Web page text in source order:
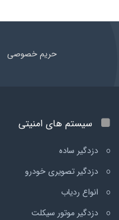
حریم خصوصی
سیستم های امنیتی
دزدگیر ساده
دزدگیر تصویری خودرو
انواع ردیاب
دزدگیر موتور سیکلت